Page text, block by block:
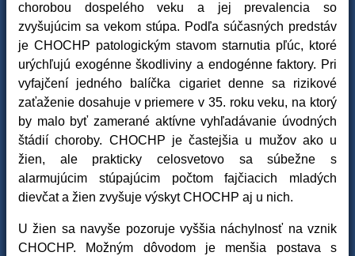
chorobou dospelého veku a jej prevalencia so
zvyšujúcim sa vekom stúpa. Podľa súčasných predstáv
je CHOCHP patologickým stavom starnutia pľúc, ktoré
urýchľujú exogénne škodliviny a endogénne faktory. Pri
vyfajčení jedného balíčka cigariet denne sa rizikové
zaťaženie dosahuje v priemere v 35. roku veku, na ktorý
by malo byť zamerané aktívne vyhľadávanie úvodných
štádií choroby. CHOCHP je častejšia u mužov ako u
žien, ale prakticky celosvetovo sa súbežne s
alarmujúcim stúpajúcim počtom fajčiacich mladých
dievčat a žien zvyšuje výskyt CHOCHP aj u nich.
U žien sa navyše pozoruje vyššia náchylnosť na vznik
CHOCHP. Možným dôvodom je menšia postava s